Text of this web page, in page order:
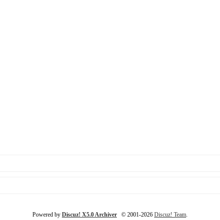
Powered by Discuz! X5.0 Archiver © 2001-2026 Discuz! Team.